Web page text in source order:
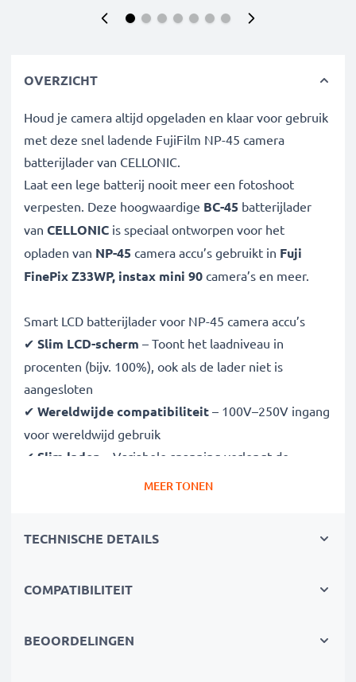
OVERZICHT
Houd je camera altijd opgeladen en klaar voor gebruik
met deze snel ladende FujiFilm NP-45 camera
batterijlader van CELLONIC.
Laat een lege batterij nooit meer een fotoshoot
verpesten. Deze hoogwaardige BC-45 batterijlader
van CELLONIC is speciaal ontworpen voor het
opladen van NP-45 camera accu’s gebruikt in Fuji
FinePix Z33WP, instax mini 90 camera’s en meer.
Smart LCD batterijlader voor NP-45 camera accu’s
✔ Slim LCD-scherm – Toont het laadniveau in
procenten (bijv. 100%), ook als de lader niet is
aangesloten
✔ Wereldwijde compatibiliteit – 100V–250V ingang
voor wereldwijd gebruik
✔ Slim laden – Variabele spanning verlengt de
levensduur van de batterij
oververhitting en kortsluiting
Compact & reisklaar
cameratas
MEER TONEN
TECHNISCHE DETAILS
COMPATIBILITEIT
BEOORDELINGEN